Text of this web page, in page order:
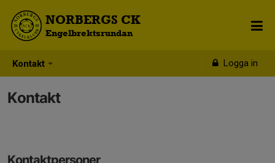
Kontakt Logga in
NORBERGS CK
Engelbrektsrundan
Kontakt
Kontaktpersoner